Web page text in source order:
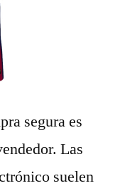
segura es
Las
suelen